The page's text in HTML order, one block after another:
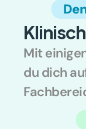
Mit
du dich